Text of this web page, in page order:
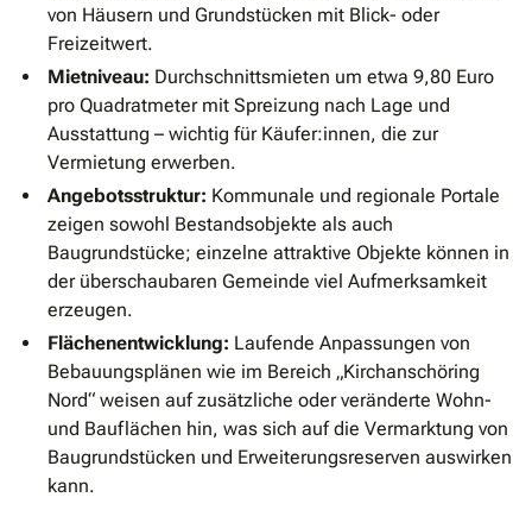
von Häusern und Grundstücken mit Blick- oder
Freizeitwert.
Mietniveau: Durchschnittsmieten um etwa 9,80 Euro
pro Quadratmeter mit Spreizung nach Lage und
Ausstattung – wichtig für Käufer:innen, die zur
Vermietung erwerben.
Angebotsstruktur: Kommunale und regionale Portale
zeigen sowohl Bestandsobjekte als auch
Baugrundstücke; einzelne attraktive Objekte können in
der überschaubaren Gemeinde viel Aufmerksamkeit
erzeugen.
Flächenentwicklung: Laufende Anpassungen von
Bebauungsplänen wie im Bereich „Kirchanschöring
Nord“ weisen auf zusätzliche oder veränderte Wohn-
und Bauflächen hin, was sich auf die Vermarktung von
Baugrundstücken und Erweiterungsreserven auswirken
kann.